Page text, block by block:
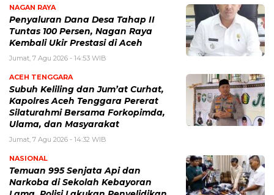
NAGAN RAYA
Penyaluran Dana Desa Tahap II
Tuntas 100 Persen, Nagan Raya
Kembali Ukir Prestasi di Aceh
Jumat, 7 Agu 2026 - 14:53 WIB
ACEH TENGGARA
Subuh Keliling dan Jum’at Curhat,
Kapolres Aceh Tenggara Pererat
Silaturahmi Bersama Forkopimda,
Ulama, dan Masyarakat
Jumat, 7 Agu 2026 - 14:32 WIB
NASIONAL
Temuan 995 Senjata Api dan
Narkoba di Sekolah Kebayoran